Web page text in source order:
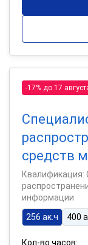
-17% до 17
средств
Квалификация:
информации
256 ак.ч
400
Кол-во часов: